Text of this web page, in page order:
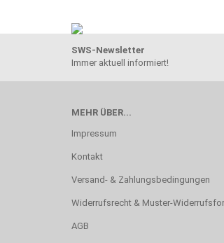
SWS-Newsletter
Immer aktuell informiert!
MEHR ÜBER...
Impressum
Kontakt
Versand- & Zahlungsbedingungen
Widerrufsrecht & Muster-
AGB